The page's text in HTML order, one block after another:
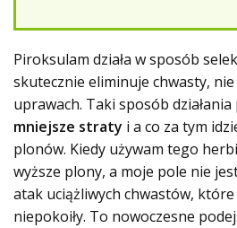
Piroksulam działa w sposób
skutecznie eliminuje chwasty,
uprawach. Taki sposób działania
mniejsze straty i a co za tym
plonów. Kiedy używam tego
wyższe plony, a moje pole nie
atak uciążliwych chwastów,
niepokoiły. To nowoczesne